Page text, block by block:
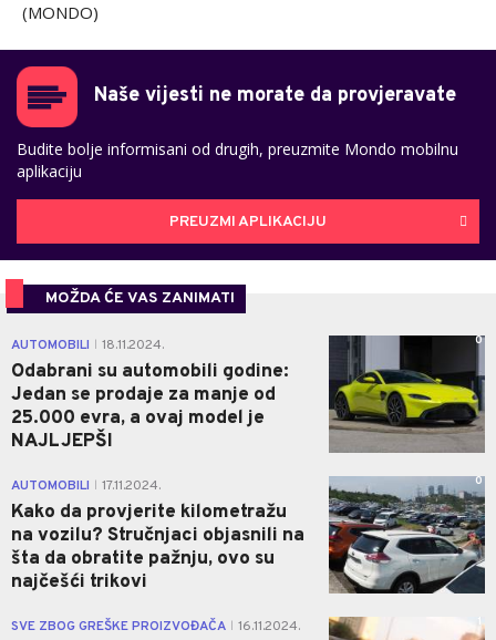
(MONDO)
Naše vijesti ne morate da provjeravate
Budite bolje informisani od drugih, preuzmite Mondo mobilnu
aplikaciju
PREUZMI APLIKACIJU
MOŽDA ĆE VAS ZANIMATI
AUTOMOBILI 18.11.2024.
Odabrani su automobili godine:
Jedan se prodaje za manje od
25.000 evra, a ovaj model je
NAJLJEPŠI
0
AUTOMOBILI 17.11.2024.
Kako da provjerite kilometražu
na vozilu? Stručnjaci objasnili na
šta da obratite pažnju, ovo su
najčešći trikovi
0
SVE ZBOG GREŠKE PROIZVOĐAČA 16.11.2024. 1